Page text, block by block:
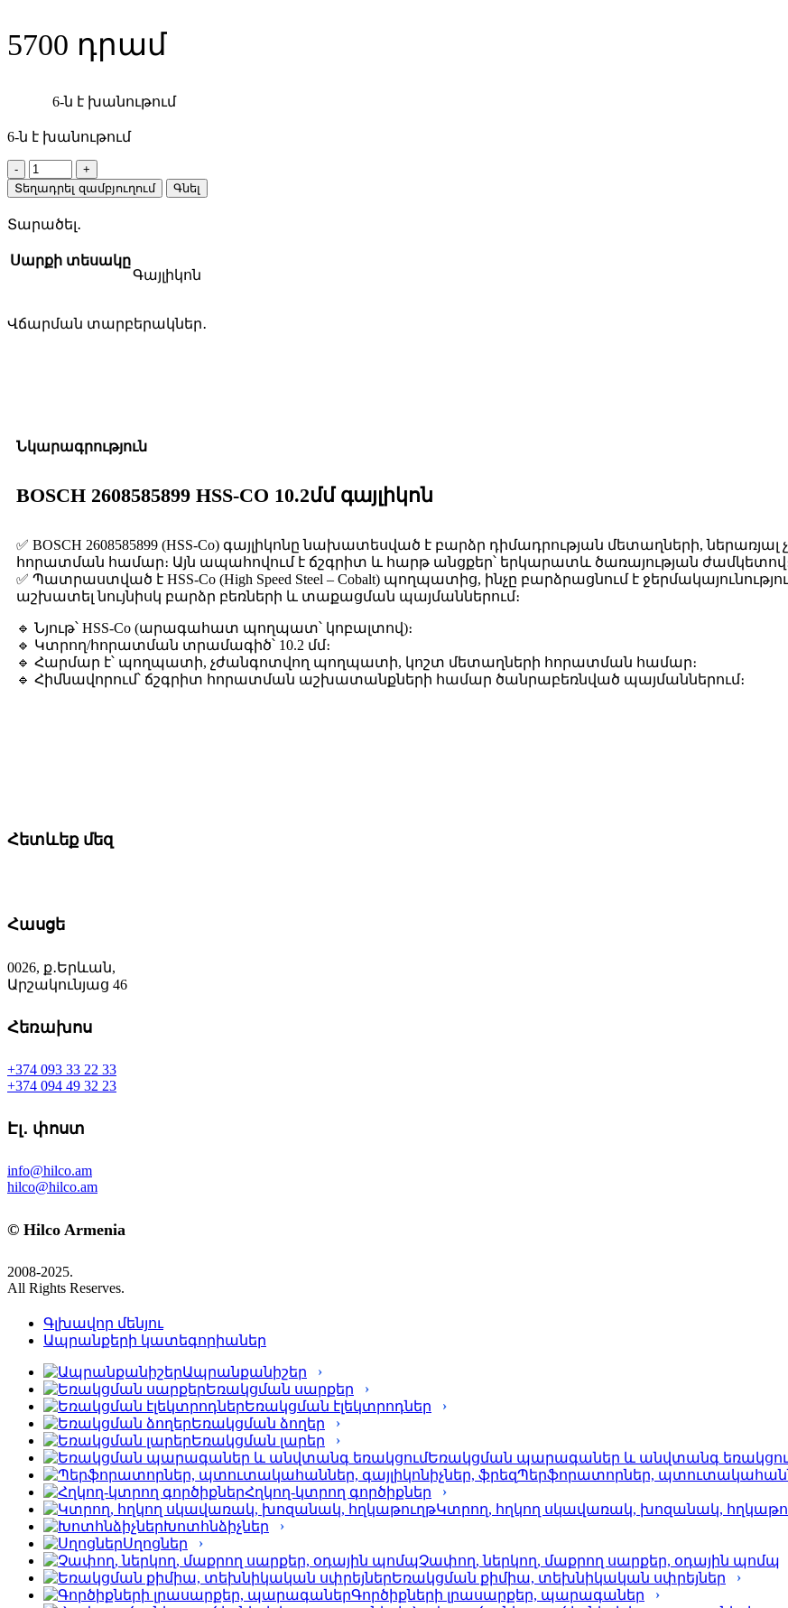
5700
6-ն է խանութում
6-ն է խանութում
BOSCH
2608585899
HSS-
10.2մմ
quantity
Տեղադրել զամբյուղում Գնել
Տարածել․
Սարքի տեսակը
Գայլիկոն
Վճարման տարբերակներ․
Նկարագրություն
BOSCH 2608585899 HSS-CO 10.2մմ գայլիկոն
✅ BOSCH 2608585899 (HSS-Co) գայլիկոնը նախատեսված է բարձր դիմադրության մետաղների,
հորատման համար։ Այն ապահովում է ճշգրիտ և հարթ անցքեր՝ երկարատև ծառայության
✅ Պատրաստված է HSS-Co (High Speed Steel – Cobalt) պողպատից, ինչը բարձրացնում է
աշխատել նույնիսկ բարձր բեռների և տաքացման պայմաններում։
🔹 Նյութ՝ HSS-Co (արագահատ պողպատ՝ կոբալտով)։
🔹 Կտրող/հորատման տրամագիծ՝ 10.2 մմ։
🔹 Հարմար է՝ պողպատի, չժանգոտվող պողպատի, կոշտ մետաղների հորատման համար։
🔹 Հիմնավորում՝ ճշգրիտ հորատման աշխատանքների համար ծանրաբեռնված պայմաններում։
Հետևեք մեզ
Հասցե
0026, ք․Երևան,
Արշակունյաց 46
Հեռախոս
+374 093 33 22 33
+374 094 49 32 23
Էլ․ փոստ
info@hilco.am
hilco@hilco.am
© Hilco Armenia
2008-2025.
All Rights Reserves.
Գլխավոր մենյու
Ապրանքերի կատեգորիաներ
Ապրանքանիշեր
Եռակցման սարքեր
Եռակցման էլեկտրոդներ
Եռակցման ձողեր
Եռակցման լարեր
Եռակցման պարագաներ և անվտանգ
Պերֆորա­տորներ,
Հղկող-կտրող գործիքներ
Կտրող, հղկող սկավառակ, խոզանակ,
Խոտհնձիչներ
Սղոցներ
Չափող, ներկող, մաքրող սարքեր, օդային պոմպ
Եռակցման քիմիա, տեխնիկական սփրեյներ
Գործիքների լրասարքեր, պարագաներ